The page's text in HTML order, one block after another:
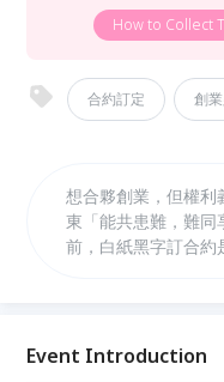
How to Collect
合約訂定 創
想合夥創業，但權利義務
東「能共患難，難同享福
前，白紙黑字訂合
Event Introduction